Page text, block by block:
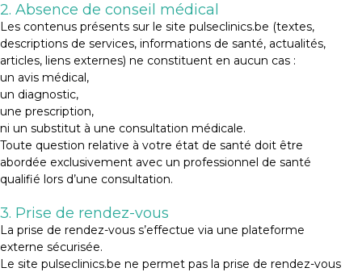
2. Absence de conseil médical
Les contenus présents sur le site pulseclinics.be (textes,
descriptions de services, informations de santé, actualités,
articles, liens externes) ne constituent en aucun cas :
un avis médical,
un diagnostic,
une prescription,
ni un substitut à une consultation médicale.
Toute question relative à votre état de santé doit être
abordée exclusivement avec un professionnel de santé
qualifié lors d’une consultation.
3. Prise de rendez-vous
La prise de rendez-vous s’effectue via une plateforme
externe sécurisée.
Le site pulseclinics.be ne permet pas la prise de rendez-vous